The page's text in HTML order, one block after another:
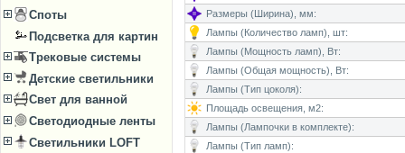
Споты
Подсветка для картин
Трековые системы
Детские светильники
Свет для ванной
Светодиодные ленты
Светильники LOFT
Размеры (Ширина), мм:
Лампы (Количество ламп), шт:
Лампы (Мощность ламп), Вт:
Лампы (Общая мощность), Вт:
Лампы (Тип цоколя):
Площадь освещения, м2:
Лампы (Лампочки в комплекте):
Лампы (Тип ламп):